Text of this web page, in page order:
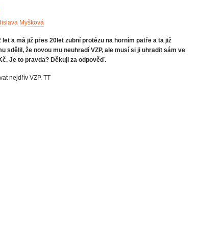
Myšková
let a má již přes 20let zubní protézu na horním patře a ta již
sdělil, že novou mu neuhradí VZP, ale musí si ji uhradit sám ve
Je to pravda? Děkuji za odpověď.
nejdřív VZP. TT